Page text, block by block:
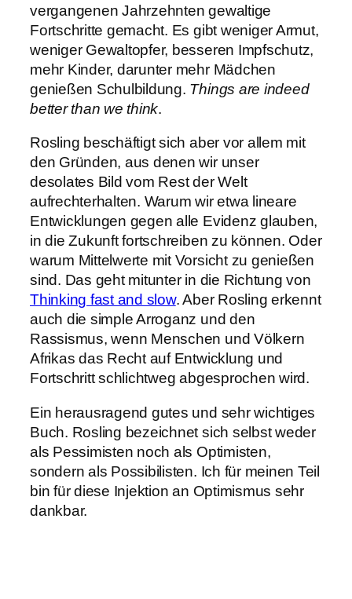
vergangenen Jahrzehnten gewaltige
Fortschritte gemacht. Es gibt weniger Armut,
weniger Gewaltopfer, besseren Impfschutz,
mehr Kinder, darunter mehr Mädchen
genießen Schulbildung. Things are indeed
better than we think.
Rosling beschäftigt sich aber vor allem mit
den Gründen, aus denen wir unser
desolates Bild vom Rest der Welt
aufrechterhalten. Warum wir etwa lineare
Entwicklungen gegen alle Evidenz glauben,
in die Zukunft fortschreiben zu können. Oder
warum Mittelwerte mit Vorsicht zu genießen
sind. Das geht mitunter in die Richtung von
Thinking fast and slow. Aber Rosling erkennt
auch die simple Arroganz und den
Rassismus, wenn Menschen und Völkern
Afrikas das Recht auf Entwicklung und
Fortschritt schlichtweg abgesprochen wird.
Ein herausragend gutes und sehr wichtiges
Buch. Rosling bezeichnet sich selbst weder
als Pessimisten noch als Optimisten,
sondern als Possibilisten. Ich für meinen Teil
bin für diese Injektion an Optimismus sehr
dankbar.